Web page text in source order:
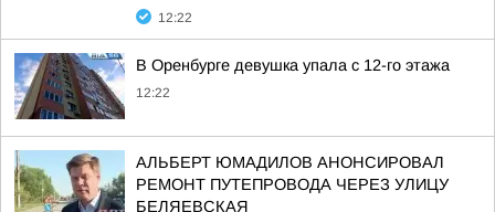
12:22
В Оренбурге девушка упала с 12-го этажа
12:22
АЛЬБЕРТ ЮМАДИЛОВ АНОНСИРОВАЛ
РЕМОНТ ПУТЕПРОВОДА ЧЕРЕЗ УЛИЦУ
БЕЛЯЕВСКАЯ